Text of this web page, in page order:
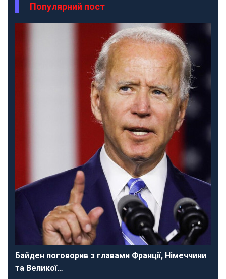
Популярний пост
Байден поговорив з главами Франції, Німеччини
та Великої…